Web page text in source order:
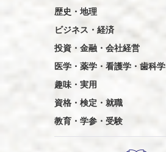
歴史・地理
ビジネス・経済
投資・金融・会社経営
医学・薬学・看護学・歯科学
趣味・実用
資格・検定・就職
教育・学参・受験